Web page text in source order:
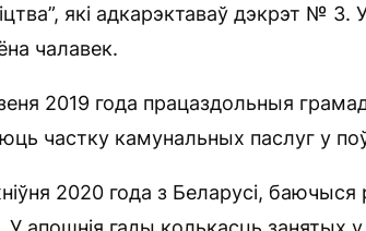
які адкарэктаваў дэкрэт № 3.
чалавек.
2019 года працаздольныя
частку камунальных паслуг у
2020 года з Беларусі, баючыся